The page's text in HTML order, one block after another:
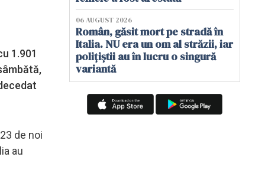
1.901
de noi
au
06 AUGUST 2026
Român, găsit mort pe stradă în
Italia. NU era un om al străzii, iar
polițiștii au în lucru o singură
variantă